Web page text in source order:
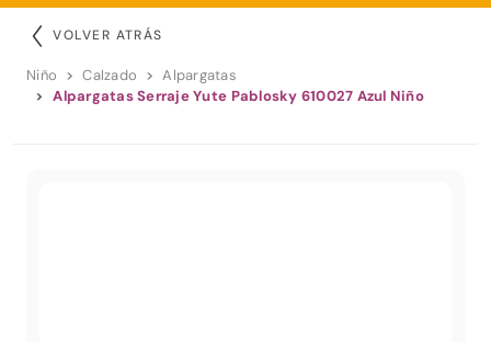
VOLVER ATRÁS
Niño Calzado
Alpargatas
Alpargatas Serraje Yute Pablosky 610027 Azul Niño